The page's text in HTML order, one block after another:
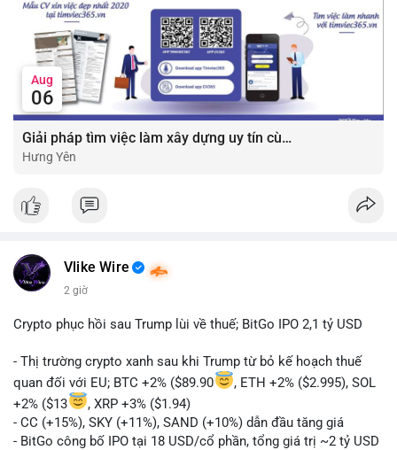
Aug
06
Giải pháp tìm việc làm xây dựng uy tín cùng mức lương thưởng hấp dẫn ?️
Hưng Yên
Vlike Wire
2 giờ
Crypto phục hồi sau Trump lùi về thuế; BitGo IPO 2,1 tỷ USD
- Thị trường crypto xanh sau khi Trump từ bỏ kế hoạch thuế
quan đối với EU; BTC +2% ($89.90
, ETH +2% ($2.995), SOL
+2% ($13
, XRP +3% ($1.94)
- CC (+15%), SKY (+11%), SAND (+10%) dẫn đầu tăng giá
- BitGo công bố IPO tại 18 USD/cổ phần, tổng giá trị ~2 tỷ USD